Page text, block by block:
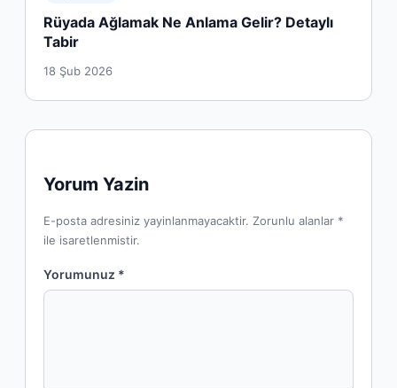
Rüyada Ağlamak Ne Anlama Gelir? Detaylı
Tabir
18 Şub 2026
Yorum Yazin
E-posta adresiniz yayinlanmayacaktir. Zorunlu alanlar *
ile isaretlenmistir.
Yorumunuz *